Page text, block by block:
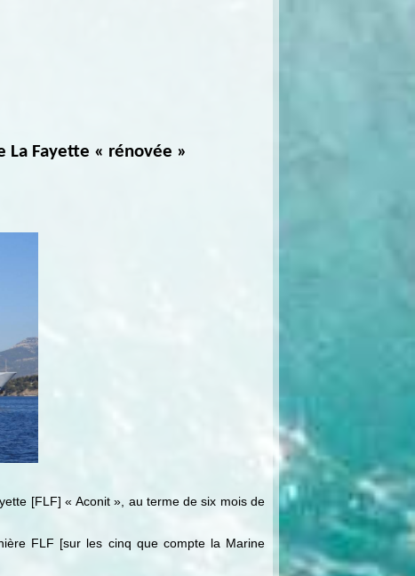
Fayette « rénovée »
[FLF] « Aconit », au terme de six mois de
FLF [sur les cinq que compte la Marine